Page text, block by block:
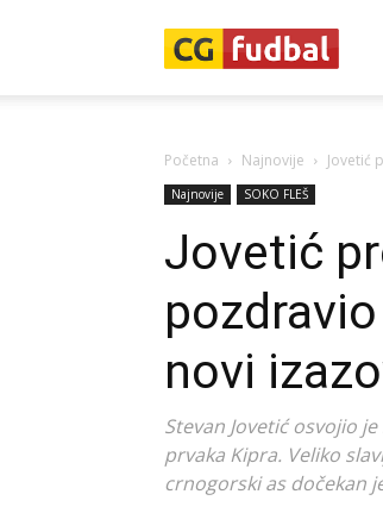
Početna Najnovije Jovetić
Najnovije SOKO FLEŠ
Jovetić
novi
Stevan Jovetić osvojio
prvaka Kipra. Veliko
crnogorski as dočekan